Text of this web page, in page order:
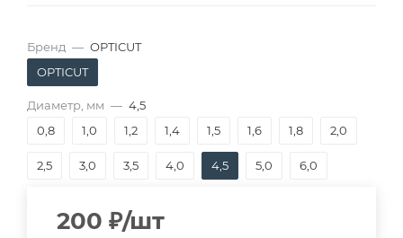
Бренд — OPTICUT
OPTICUT
Диаметр, мм — 4,5
0,8
1,0 1,2 1,4 1,5 1,6 1,8 2,0
2,5 3,0 3,5 4,0 4,5 5,0 6,0
200 ₽/шт